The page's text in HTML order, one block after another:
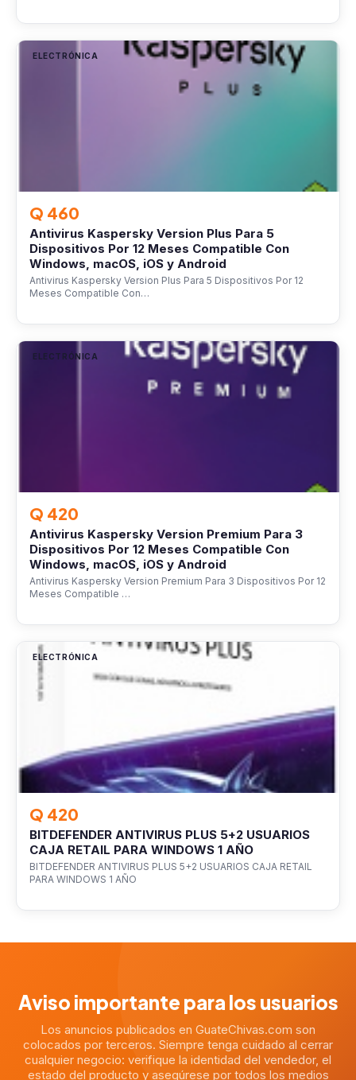
ELECTRÓNICA
Q 460
Antivirus Kaspersky Version Plus Para 5
Dispositivos Por 12 Meses Compatible Con
Windows, macOS, iOS y Android
Antivirus Kaspersky Version Plus Para 5 Dispositivos Por 12
Meses Compatible Con…
ELECTRÓNICA
Q 420
Antivirus Kaspersky Version Premium Para 3
Dispositivos Por 12 Meses Compatible Con
Windows, macOS, iOS y Android
Antivirus Kaspersky Version Premium Para 3 Dispositivos Por 12
Meses Compatible …
ELECTRÓNICA
Q 420
BITDEFENDER ANTIVIRUS PLUS 5+2 USUARIOS
CAJA RETAIL PARA WINDOWS 1 AÑO
BITDEFENDER ANTIVIRUS PLUS 5+2 USUARIOS CAJA RETAIL
PARA WINDOWS 1 AÑO
Aviso importante para los usuarios
Los anuncios publicados en GuateChivas.com son
colocados por terceros. Siempre tenga cuidado al cerrar
cualquier negocio: verifique la identidad del vendedor, el
estado del producto y asegúrese por todos los medios